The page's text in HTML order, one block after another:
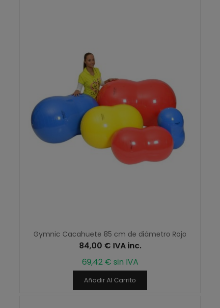
Gymnic Cacahuete 85 cm de diámetro Rojo
84,00 € IVA inc.
69,42 € sin IVA
Añadir Al Carrito